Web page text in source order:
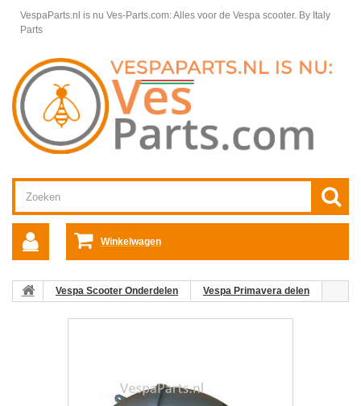
VespaParts.nl is nu Ves-Parts.com: Alles voor de Vespa scooter. By Italy
Parts
Winkelwagen
Vespa Scooter Onderdelen
Vespa Primavera delen